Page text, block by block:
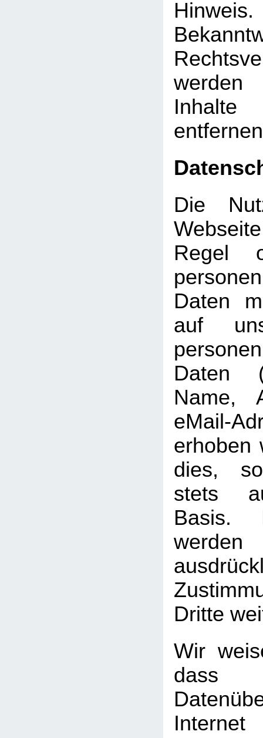
werden
Die
Regel
Daten
auf
Daten
Name,
eMail-
erhoben
dies,
stets
Basis.
Dritte
Wir